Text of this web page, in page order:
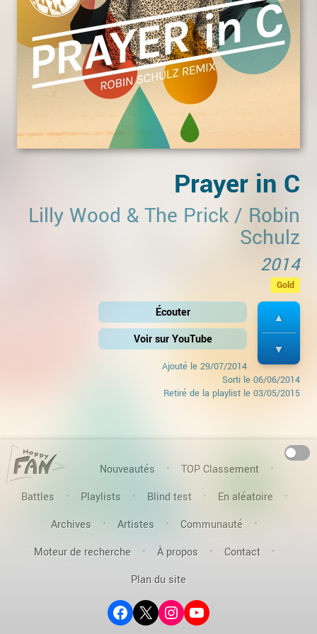
Prayer in C
Lilly Wood & The Prick / Robin
Schulz
2014
Gold
Écouter
Voir sur YouTube
Ajouté le 29/07/2014
Sorti le 06/06/2014
Retiré de la playlist le 03/05/2015
Nouveautés
TOP Classement
Battles
Playlists Blind test
En aléatoire
Archives
Artistes
Communauté
Moteur de recherche
À propos
Contact
Plan du site
Facebook
X (ex-Twitter)Instagram
YouTube
On